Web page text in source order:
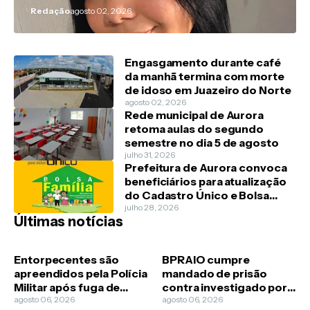
Redaçãoagosto 02, 2026
Engasgamento durante café
da manhã termina com morte
de idoso em Juazeiro do Norte
agosto 02, 2026
Rede municipal de Aurora
retoma aulas do segundo
semestre no dia 5 de agosto
julho 31, 2026
Prefeitura de Aurora convoca
beneficiários para atualização
do Cadastro Único e Bolsa
Família
julho 28, 2026
Últimas notícias
Entorpecentes são
apreendidos pela Polícia
Militar após fuga de
suspeito em Juazeiro do
agosto 06, 2026
BPRAIO cumpre
mandado de prisão
contra investigado por
homicídio em Missão
agosto 06, 2026